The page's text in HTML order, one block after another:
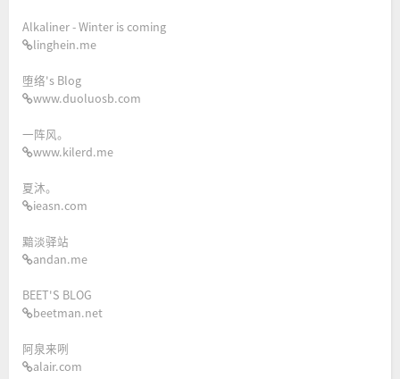
Alkaliner - Winter is coming
linghein.me
堕络's Blog
www.duoluosb.com
一阵风。
www.kilerd.me
夏沐。
ieasn.com
黯淡驿站
andan.me
BEET'S BLOG
beetman.net
阿泉来咧
alair.com